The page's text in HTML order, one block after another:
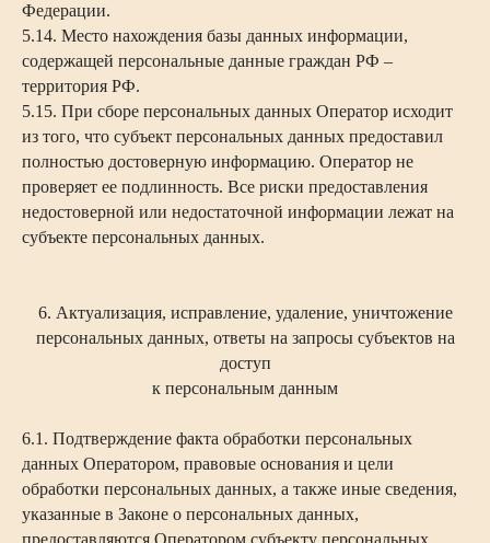
Федерации.
5.14. Место нахождения базы данных информации,
содержащей персональные данные граждан РФ –
территория РФ.
5.15. При сборе персональных данных Оператор исходит
из того, что субъект персональных данных предоставил
полностью достоверную информацию. Оператор не
проверяет ее подлинность. Все риски предоставления
недостоверной или недостаточной информации лежат на
субъекте персональных данных.
6. Актуализация, исправление, удаление, уничтожение
персональных данных, ответы на запросы субъектов на
доступ
к персональным данным
6.1. Подтверждение факта обработки персональных
данных Оператором, правовые основания и цели
обработки персональных данных, а также иные сведения,
указанные в Законе о персональных данных,
предоставляются Оператором субъекту персональных
Оферта
Политика конфиденциальности
ИП Попов Олег Владимирович
ИНН 667004518721